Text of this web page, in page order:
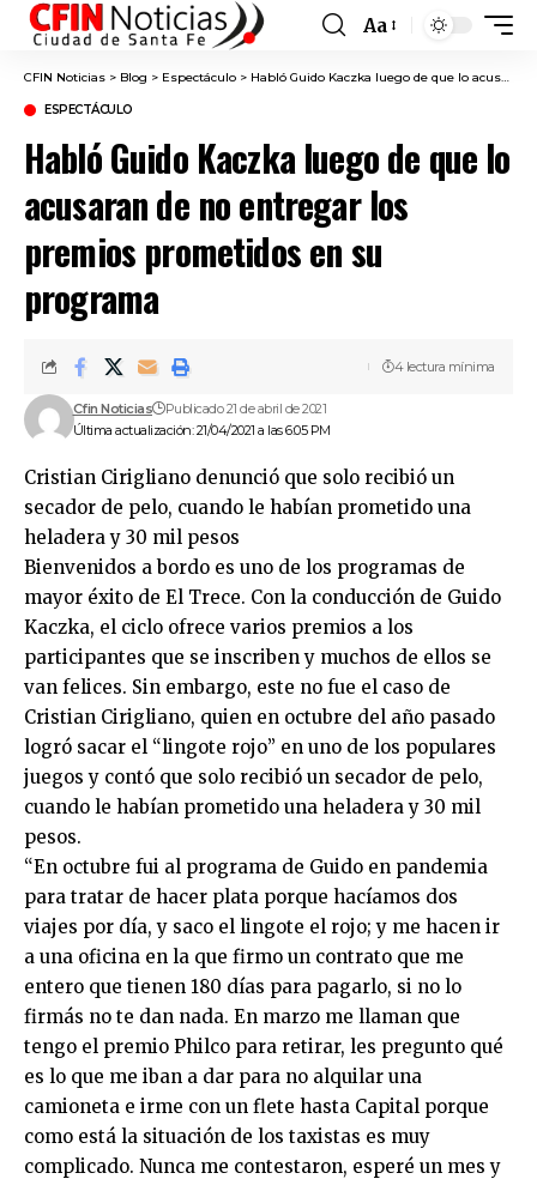
Font
Resizer
Aa
CFIN Noticias > Blog > Espectáculo > Habló Guido Kaczka luego de que lo acusaran de no entregar los premios prometidos en su programa
ESPECTÁCULO
Habló Guido Kaczka luego de que lo
acusaran de no entregar los
premios prometidos en su
programa
Última actualización: 21/04/2021 a las 6:05 PM
Cfin Noticias Publicado 21 de abril de 2021
4 lectura mínima
Cristian Cirigliano denunció que solo recibió un
secador de pelo, cuando le habían prometido una
heladera y 30 mil pesos
Bienvenidos a bordo es uno de los programas de
mayor éxito de El Trece. Con la conducción de Guido
Kaczka, el ciclo ofrece varios premios a los
participantes que se inscriben y muchos de ellos se
van felices. Sin embargo, este no fue el caso de
Cristian Cirigliano, quien en octubre del año pasado
logró sacar el “lingote rojo” en uno de los populares
juegos y contó que solo recibió un secador de pelo,
cuando le habían prometido una heladera y 30 mil
pesos.
“En octubre fui al programa de Guido en pandemia
para tratar de hacer plata porque hacíamos dos
viajes por día, y saco el lingote el rojo; y me hacen ir
a una oficina en la que firmo un contrato que me
entero que tienen 180 días para pagarlo, si no lo
firmás no te dan nada. En marzo me llaman que
tengo el premio Philco para retirar, les pregunto qué
es lo que me iban a dar para no alquilar una
camioneta e irme con un flete hasta Capital porque
como está la situación de los taxistas es muy
complicado. Nunca me contestaron, esperé un mes y